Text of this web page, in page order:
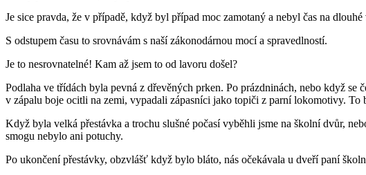
Je sice pravda, že v případě, když byl případ moc zamotaný a nebyl čas na
S odstupem času to srovnávám s naší zákonodárnou mocí a spravedlností.
Je to nesrovnatelné! Kam až jsem to od lavoru došel?
Podlaha ve třídách byla pevná z dřevěných prken. Po prázdninách, nebo když
v zápalu boje ocitli na zemi, vypadali zápasníci jako topiči z parní lokomotivy.
Když byla velká přestávka a trochu slušné počasí vyběhli jsme na školní dvůr,
smogu nebylo ani potuchy.
Po ukončení přestávky, obzvlášť když bylo bláto, nás očekávala u dveří paní